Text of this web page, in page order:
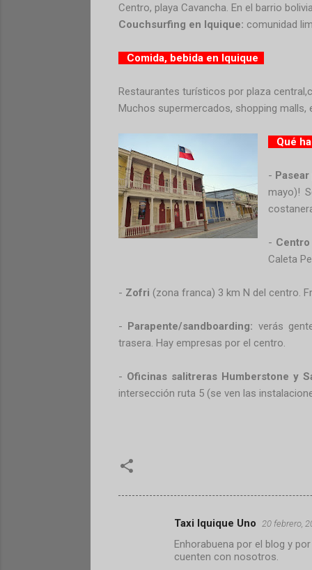
Centro, playa Cavancha. En el barrio
Couchsurfing en Iquique: comunidad
Comida, bebida en Iquique
Restaurantes turísticos por plaza
Muchos supermercados, shopping malls,
Qué
-
mayo)!
-
Caleta
- Zofri (zona franca) 3 km N del centro.
- Parapente/sandboarding: verás
trasera. Hay empresas por el centro.
- Oficinas salitreras Humberstone y
intersección ruta 5 (se ven las
Taxi Iquique Uno 20 febrero,
Enhorabuena por el blog y
cuenten con nosotros.